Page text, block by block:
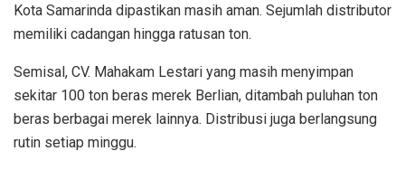
Kota Samarinda dipastikan masih aman. Sejumlah distributor
memiliki cadangan hingga ratusan ton.
Semisal, CV. Mahakam Lestari yang masih menyimpan
sekitar 100 ton beras merek Berlian, ditambah puluhan ton
beras berbagai merek lainnya. Distribusi juga berlangsung
rutin setiap minggu.